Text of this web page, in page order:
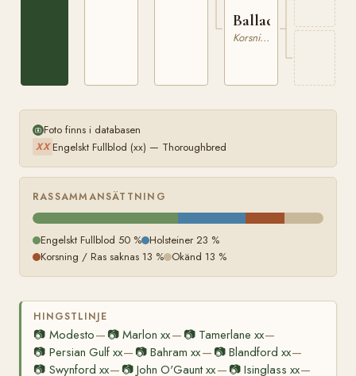
Ballada
Korsning / Ras saknas
Foto finns i databasen
XX Engelskt Fullblod (xx) — Thoroughbred
RASSAMMANSÄTTNING
Engelskt Fullblod 50 % Holsteiner 23 %
Korsning / Ras saknas 13 % Okänd 13 %
HINGSTLINJE
📷 Modesto— 📷Marlon xx— 📷 Tamerlane xx—
📷 Persian Gulf xx— 📷Bahram xx— 📷 Blandford xx—
📷 Swynford xx— 📷John O'Gaunt xx— 📷 Isinglass xx—